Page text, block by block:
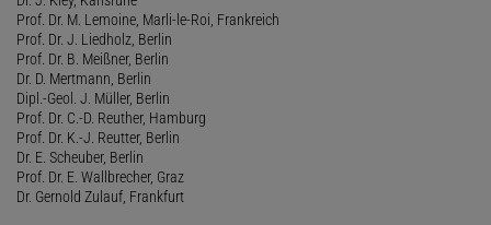
Prof. Dr. M. Lemoine, Marli-le-Roi, Frankreich
Prof. Dr. J. Liedholz, Berlin
Prof. Dr. B. Meißner, Berlin
Dr. D. Mertmann, Berlin
Dipl.-Geol. J. Müller, Berlin
Prof. Dr. C.-D. Reuther, Hamburg
Prof. Dr. K.-J. Reutter, Berlin
Dr. E. Scheuber, Berlin
Prof. Dr. E. Wallbrecher, Graz
Dr. Gernold Zulauf, Frankfurt